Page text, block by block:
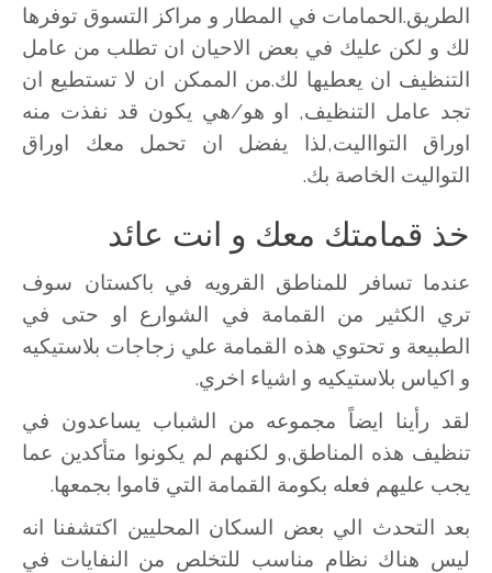
الطريق.الحمامات في المطار و مراكز التسوق توفرها
لك و لكن عليك في بعض الاحيان ان تطلب من عامل
التنظيف ان يعطيها لك.من الممكن ان لا تستطيع ان
تجد عامل التنظيف, او هو/هي يكون قد نفذت منه
اوراق التوااليت,لذا يفضل ان تحمل معك اوراق
التواليت الخاصة بك.
خذ قمامتك معك و انت عائد
عندما تسافر للمناطق القرويه في باكستان سوف
تري الكثير من القمامة في الشوارع او حتى في
الطبيعة و تحتوي هذه القمامة علي زجاجات بلاستيكيه
و اكياس بلاستيكيه و اشياء اخري.
لقد رأينا ايضاً مجموعه من الشباب يساعدون في
تنظيف هذه المناطق,و لكنهم لم يكونوا متأكدين عما
يجب عليهم فعله بكومة القمامة التي قاموا بجمعها.
بعد التحدث الي بعض السكان المحليين اكتشفنا انه
ليس هناك نظام مناسب للتخلص من النفايات في